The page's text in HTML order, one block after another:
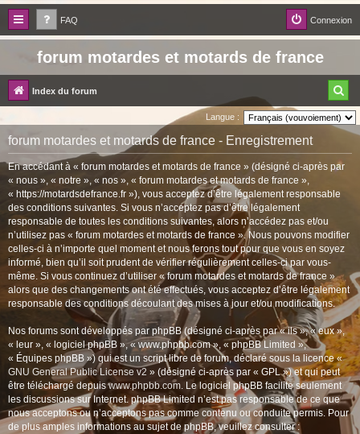
FAQ Connexion
forum motardes et motards de france
Index du forum
e
c
h
r
Langue :
forum motardes et motards de france - Enregistrement
En accédant à « forum motardes et motards de france » (désigné ci-après par
« nous », « notre », « nos », « forum motardes et motards de france »,
« https://motardsdefrance.fr »), vous acceptez d’être légalement responsable
des conditions suivantes. Si vous n’acceptez pas d’être légalement
responsable de toutes les conditions suivantes, alors n’accédez pas et/ou
n’utilisez pas « forum motardes et motards de france ». Nous pouvons modifier
celles-ci à n’importe quel moment et nous ferons tout pour que vous en soyez
informé, bien qu’il soit prudent de vérifier régulièrement celles-ci par vous-
même. Si vous continuez d’utiliser « forum motardes et motards de france »
alors que des changements ont été effectués, vous acceptez d’être légalement
responsable des conditions découlant des mises à jour et/ou modifications.
Nos forums sont développés par phpBB (désigné ci-après par « ils », « eux »,
« leur », « logiciel phpBB », « www.phpbb.com », « phpBB Limited »,
« Équipes phpBB ») qui est un script libre de forum, déclaré sous la licence «
GNU General Public License v2 » (désigné ci-après par « GPL ») et qui peut
être téléchargé depuiswww.phpbb.com. Le logiciel phpBB facilite seulement
les discussions sur Internet. phpBB Limited n’est pas responsable de ce que
nous acceptons ou n’acceptons pas comme contenu ou conduite permis. Pour
de plus amples informations au sujet de phpBB, veuillez consulter :